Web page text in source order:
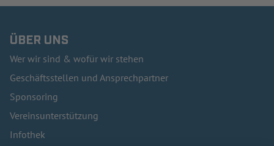
ÜBER UNS
Wer wir sind & wofür wir stehen
Geschäftsstellen und Ansprechpartner
Sponsoring
Vereinsunterstützung
Infothek